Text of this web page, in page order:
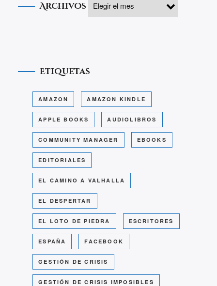
Archivos
Etiquetas
AMAZON AMAZON KINDLE
APPLE BOOKS AUDIOLIBROS
COMMUNITY MANAGER EBOOKS
EDITORIALES
EL CAMINO A VALHALLA
EL DESPERTAR
EL LOTO DE PIEDRA ESCRITORES
ESPAÑA FACEBOOK
GESTIÓN DE CRISIS
GESTIÓN DE CRISIS IMPOSIBLES